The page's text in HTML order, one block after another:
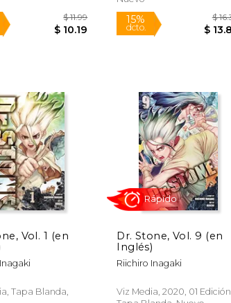
15% $ 11.99
Rápido
Vol. 1 (en
Tapa Blanda,
Dr. Stone, Vol. 9 (en
Inglés)
Riichiro Inagaki
Viz Media, 2020, 01 Edición,